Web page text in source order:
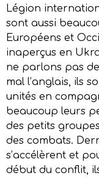
Légion
sont aussi
Européens et
inaperçus en
ne parlons pas
mal l’anglais, ils
unités en
beaucoup leurs
des petits
des combats.
s’accélèrent et
début du conflit,